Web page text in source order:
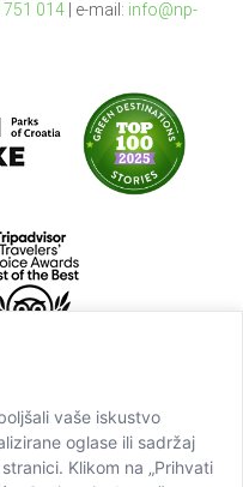
vaše iskustvo
oglase ili sadržaj
Klikom na „Prihvati
014| e-mail: info@np-